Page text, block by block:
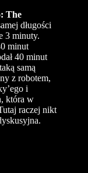
The
długości
3 minuty.
minut
40 minut
samą
z robotem,
i
która w
raczej nikt